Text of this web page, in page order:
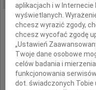
aplikacjach i w
wyświetlanych.
chcesz wyrazić zgody,
chcesz wycofać zgodę
„Ustawień
Twoje dane osobowe
celów badania i
funkcjonowania
dot. świadczonych Tobie